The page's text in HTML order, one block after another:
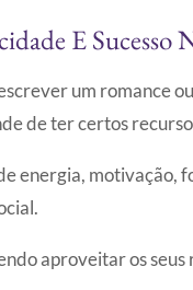
E Sucesso
um romance
de ter certos
energia, motivação,
aproveitar os seus